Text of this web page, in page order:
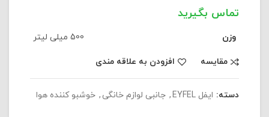
وزن 500 میلی لیتر
مقایسه افزودن به علاقه مندی
دسته: ایفل EYFEL , جانبی لوازم خانگی , خوشبو کننده هوا